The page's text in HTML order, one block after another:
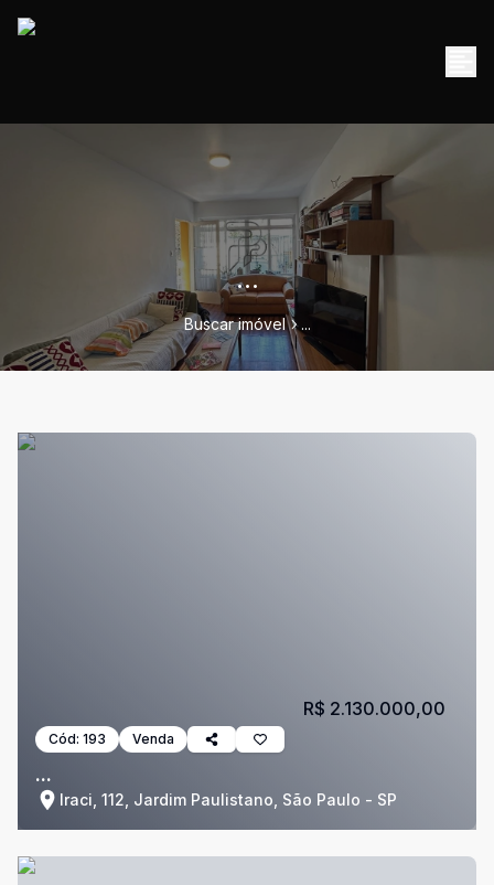
...
Buscar imóvel ...
Cód: 193 Venda
...
Iraci, 112, Jardim Paulistano, São Paulo - SP
R$ 2.130.000,00